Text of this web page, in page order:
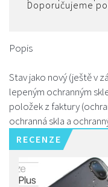
Doporučujeme
Popis
Stav jako nový (ještě v
lepeným ochranným
položek z faktury
ochranná skla a
RECENZE